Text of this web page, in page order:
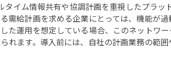
イム情報共有や協調計画を重視したプラッ
需給計画を求める企業にとっては、機能が
た運用を想定している場合、このネットワ
れます。導入前には、自社の計画業務の範囲